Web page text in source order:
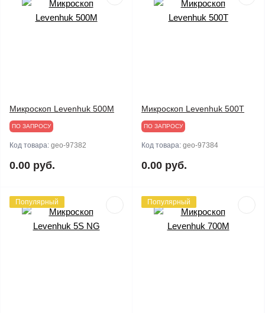
Микроскоп Levenhuk 500M
ПО ЗАПРОСУ
Код товара: geo-97382
0.00 руб.
Микроскоп Levenhuk 500T
ПО ЗАПРОСУ
Код товара: geo-97384
0.00 руб.
Популярный Популярный